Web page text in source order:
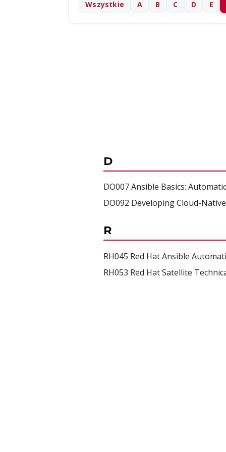
Wszystkie A B C D E
D
DO007 Ansible Basics:
DO092 Developing Cloud-
R
RH045 Red Hat Ansible
RH053 Red Hat Satellite